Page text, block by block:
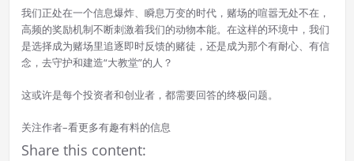
我们正处在一个信息爆炸、瞬息万变的时代，赌场的喧嚣无处不在，
高频的奖励机制不断刺激着我们的动物本能。在这样的环境中，我们
是选择成为赌场里追逐即时反馈的赌徒，还是成为那个有耐心、有信
念，去守护和建造“大教堂”的人？
这或许是每个投资者和创业者，都需要回答的终极问题。
关注作者–看更多有趣有料的信息
Share this content: